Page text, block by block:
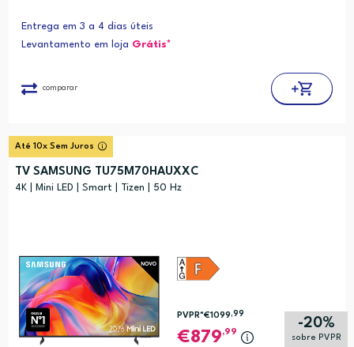
Entrega em 3 a 4 dias úteis
Levantamento em loja Grátis*
comparar
Até 10x Sem Juros
TV SAMSUNG TU75M70HAUXXC
4K | Mini LED | Smart | Tizen | 50 Hz
-20%
sobre PVPR
PVPR*€1099,99
879,99